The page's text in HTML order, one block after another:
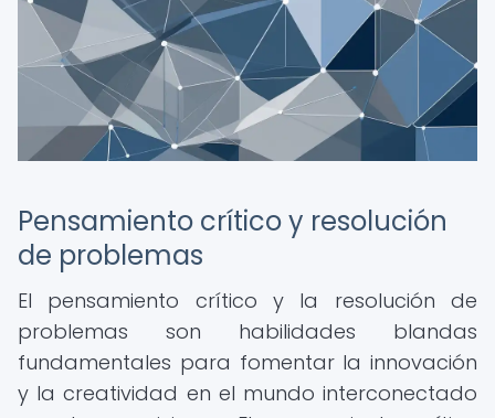
Pensamiento crítico y resolución
de problemas
El pensamiento crítico y la resolución de
problemas son habilidades blandas
fundamentales para fomentar la innovación
y la creatividad en el mundo interconectado